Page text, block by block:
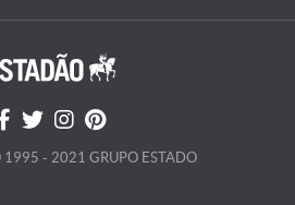
- 2021 GRUPO ESTADO